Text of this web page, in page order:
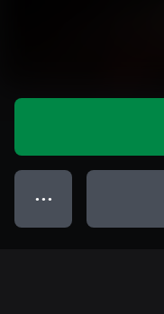
● ● ●